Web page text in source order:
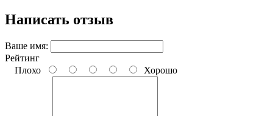
Написать отзыв
Ваше имя:
Рейтинг
Плохо
Хорошо